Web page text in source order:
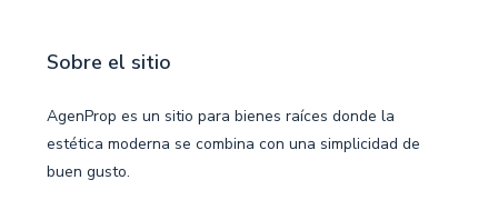
Sobre el sitio
AgenProp es un sitio para bienes raíces donde la
estética moderna se combina con una simplicidad de
buen gusto.